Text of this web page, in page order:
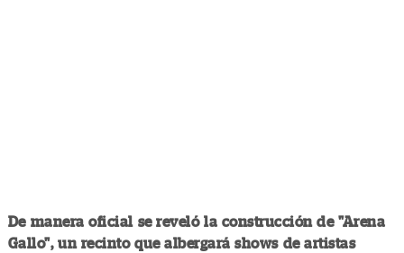
De manera oficial se reveló la construcción de "Arena
Gallo", un recinto que albergará shows de artistas